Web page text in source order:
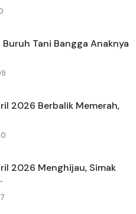
Buruh Tani Bangga Anaknya
2026 Berbalik Memerah,
2026 Menghijau, Simak